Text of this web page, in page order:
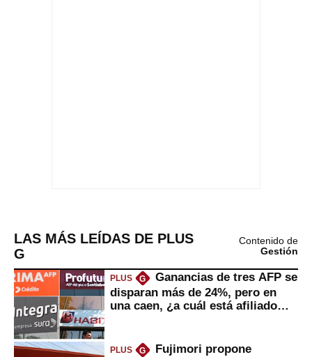
LAS MÁS LEÍDAS DE PLUS
G
Contenido de
Gestión
PLUS G
Ganancias de tres AFP se
disparan más de 24%, pero en
una caen, ¿a cuál está afiliado
PLUS G
Fujimori propone